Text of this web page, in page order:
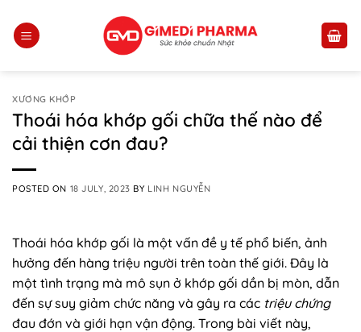
content
XƯƠNG KHỚP
Thoái hóa khớp gối chữa thế nào để
cải thiện cơn đau?
POSTED ON 18 JULY, 2023 BY LINH NGUYỄN
Thoái hóa khớp gối là một vấn đề y tế phổ biến, ảnh
hưởng đến hàng triệu người trên toàn thế giới. Đây là
một tình trạng mà mô sụn ở khớp gối dần bị mòn, dẫn
đến sự suy giảm chức năng và gây ra các triệu chứng
đau đớn và giới hạn vận động. Trong bài viết này,